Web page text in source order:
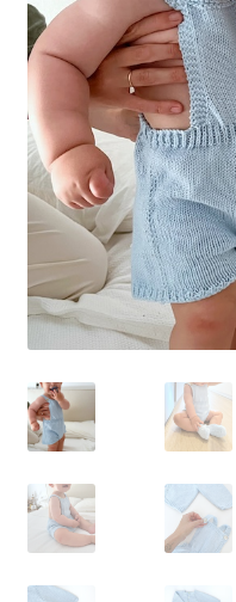
CURSOS Y TALLERES